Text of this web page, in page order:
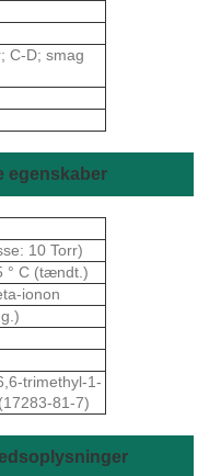
C-D; smag
egenskaber
10 Torr)
° C (tændt.)
ionon
trimethyl-1-
81-7)